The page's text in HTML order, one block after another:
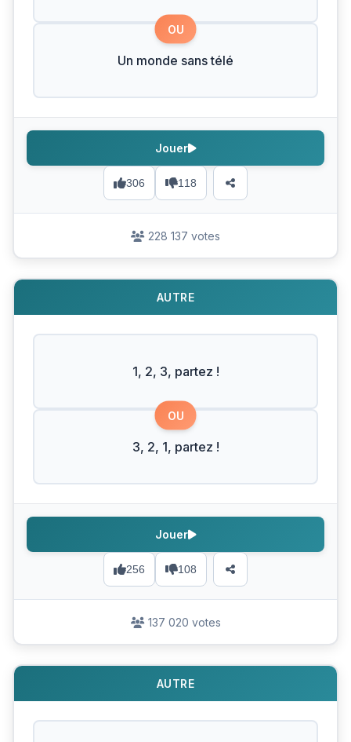
OU
Un monde sans télé
306 118
Jouer
228 137 votes
AUTRE
1, 2, 3, partez !
OU
3, 2, 1, partez !
256 108
Jouer
137 020 votes
AUTRE